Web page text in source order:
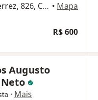
Rua Doutor Alexandre Gutierrez, 826, Curitiba • Mapa
R$ 600
Augusto
· Mais